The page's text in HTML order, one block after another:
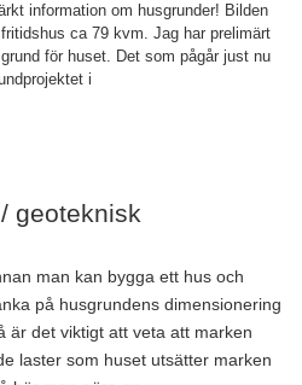
information om husgrunder! Bilden
ca 79 kvm. Jag har prelimärt
för huset. Det som pågår just nu
i
geoteknisk
man kan bygga ett hus och
på husgrundens dimensionering
är det viktigt att veta att marken
laster som huset utsätter marken